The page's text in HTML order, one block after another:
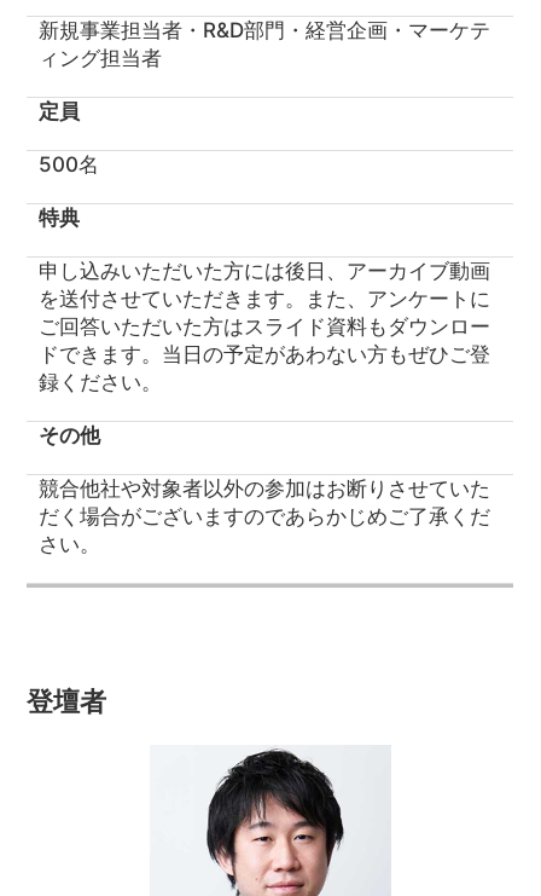
新規事業担当者・R&D部門・経営企画・マーケテ
ィング担当者
定員
500名
特典
申し込みいただいた方には後日、アーカイブ動画
を送付させていただきます。また、アンケートに
ご回答いただいた方はスライド資料もダウンロー
ドできます。当日の予定があわない方もぜひご登
録ください。
その他
競合他社や対象者以外の参加はお断りさせていた
だく場合がございますのであらかじめご了承くだ
さい。
登壇者